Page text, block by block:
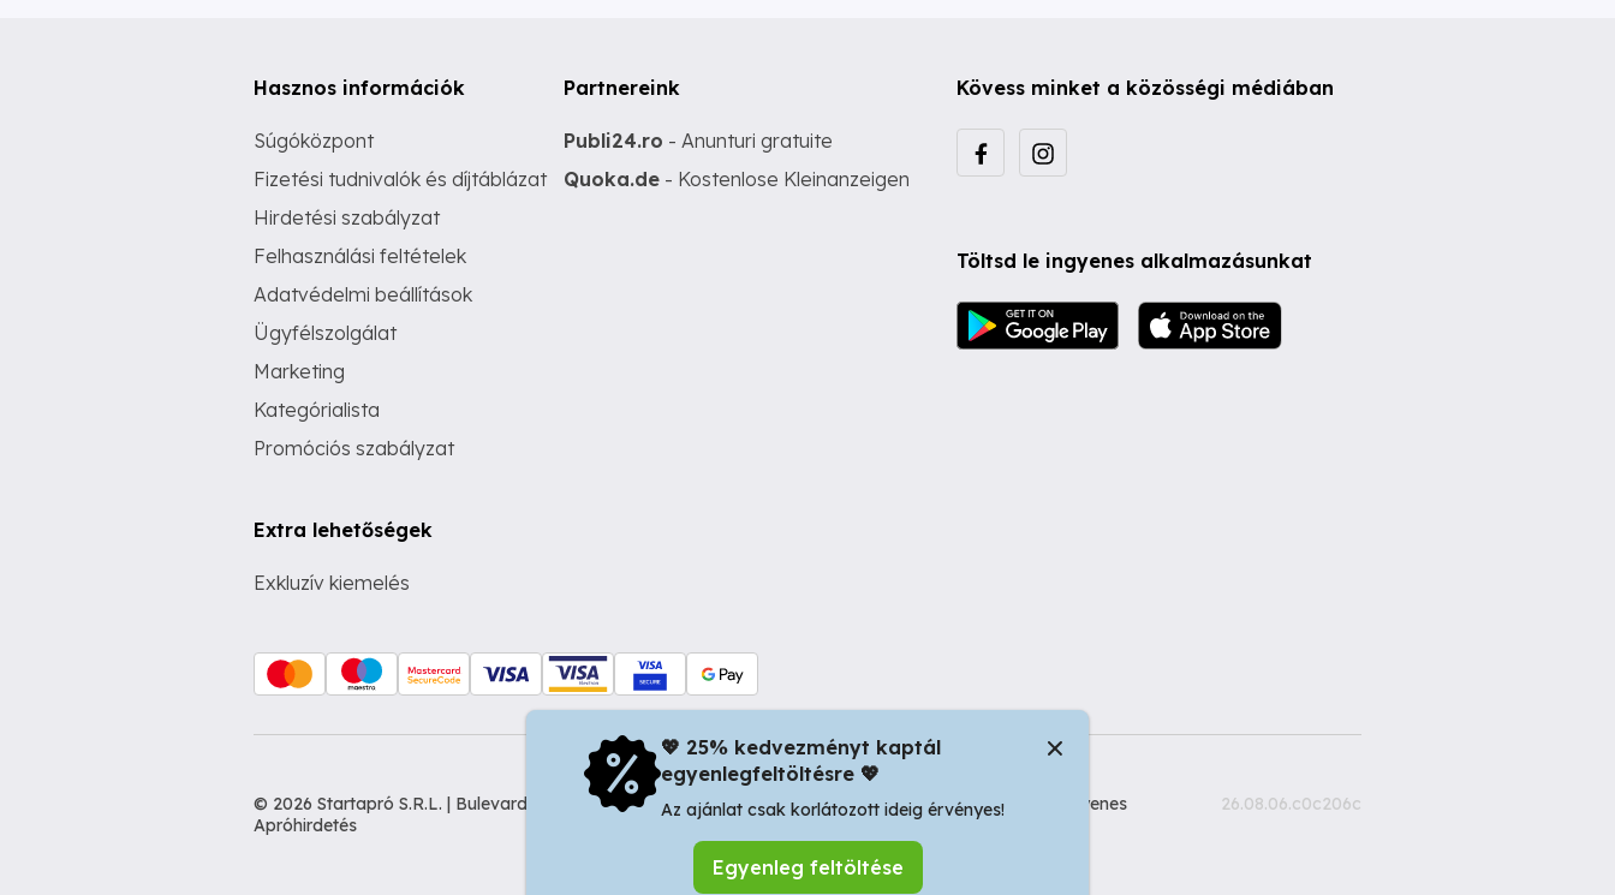
Keresés mentése
Hasznos információk
Súgóközpont
Fizetési tudnivalók és díjtáblázat
Hirdetési szabályzat
Felhasználási feltételek
Adatvédelmi beállítások
Ügyfélszolgálat
Marketing
Kategórialista
Promóciós szabályzat
Extra lehetőségek
Exkluzív kiemelés
Partnereink
Publi24.ro - Anunturi gratuite
Quoka.de - Kostenlose Kleinanzeigen
Kövess minket a közösségi médiában
Töltsd le ingyenes alkalmazásunkat
© 2026 Startapró S.R.L. | Bulevardul Dacia nr 34, Oradea 410346, Romania | Tax ID: RO44483373 -
Ingyenes
Apróhirdetés
26.08.06.c0c206c
💖 25% kedvezményt kaptál
egyenlegfeltöltésre 💖
Az ajánlat csak korlátozott ideig érvényes!
Egyenleg feltöltése